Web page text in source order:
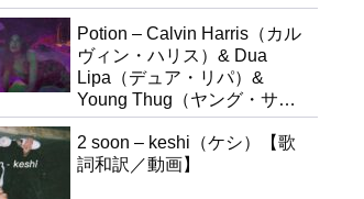
Potion – Calvin Harris（カル
ヴィン・ハリス）& Dua
Lipa（デュア・リパ）&
Young Thug（ヤング・サ
グ）【歌詞和訳】
2 soon – keshi（ケシ）【歌
詞和訳／動画】